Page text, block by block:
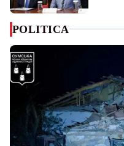
POLITICA